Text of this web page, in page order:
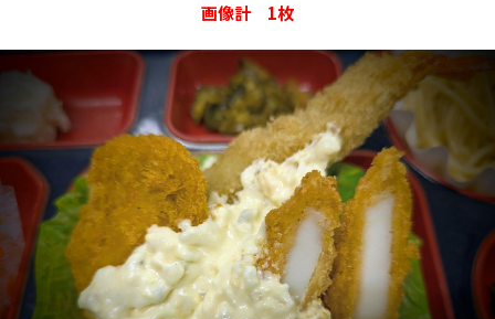
画像計 1枚